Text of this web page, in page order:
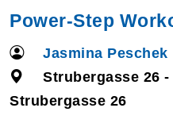
Power-Step
Jasmina Peschek
Strubergasse 26 -
Strubergasse 26